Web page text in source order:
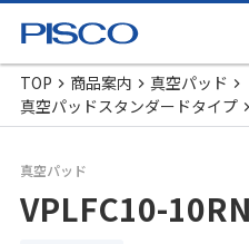
TOP 商品案内
真空パッド
真空パッドスタンダードタイプ
真空パッド
VPLFC10-